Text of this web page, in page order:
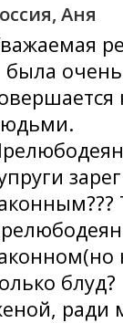
Аня
была очень
ради